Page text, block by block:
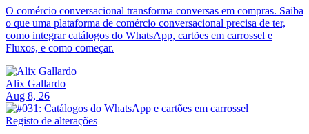
O comércio conversacional transforma conversas em compras. Saiba
o que uma plataforma de comércio conversacional precisa de ter,
como integrar catálogos do WhatsApp, cartões em carrossel e
Fluxos, e como começar.
Alix Gallardo
Aug 8, 26
Registo de alterações